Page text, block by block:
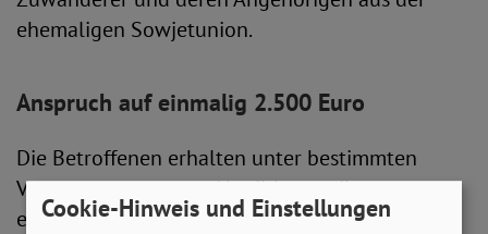
ehemaligen Sowjetunion.
Anspruch auf einmalig 2.500 Euro
Die Betroffenen erhalten unter bestimmten
Voraussetzungen zur Abmilderung ihrer
empfundenen Härten eine pauschale
Cookie-Hinweis und Einstellungen